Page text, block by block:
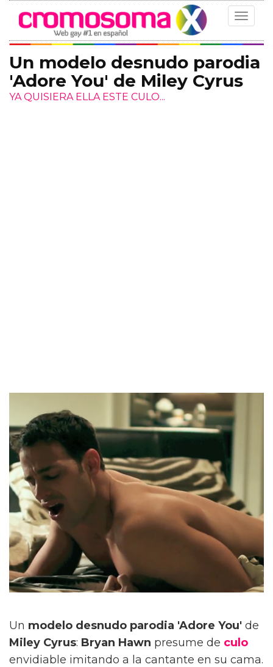
Toggle
Un modelo desnudo parodia
'Adore You' de Miley Cyrus
YA QUISIERA ELLA ESTE CULO...
Un modelo desnudo parodia 'Adore You' de
Miley Cyrus: Bryan Hawn presume de culo
envidiable imitando a la cantante en su cama.